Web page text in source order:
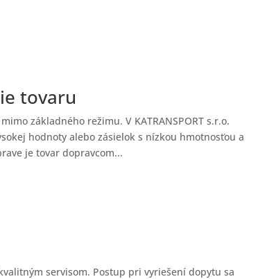
tovaru
základného režimu. V KATRANSPORT s.r.o.
hodnoty alebo zásielok s nízkou hmotnosťou a
je tovar dopravcom...
servisom. Postup pri vyriešení dopytu sa